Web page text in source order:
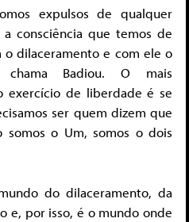
expulsos de qualquer
consciência que temos de
o dilaceramento e com ele o
chama Badiou. O mais
exercício de liberdade é se
ser quem dizem que
somos o Um, somos o dois
do dilaceramento, da
e, por isso, é o mundo onde